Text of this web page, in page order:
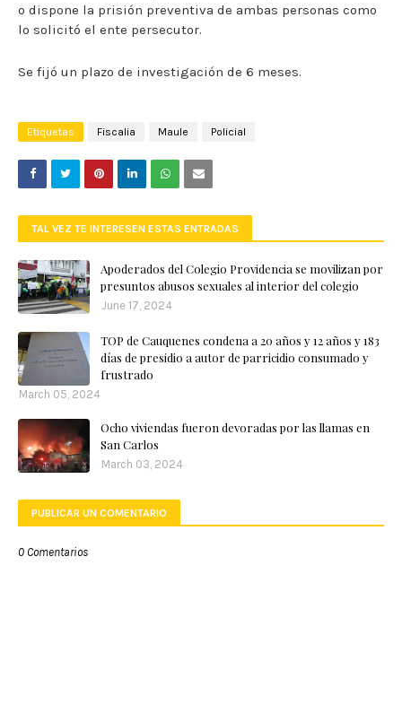
o dispone la prisión preventiva de ambas personas como
lo solicitó el ente persecutor.
Se fijó un plazo de investigación de 6 meses.
Etiquetas Fiscalia Maule Policial
TAL VEZ TE INTERESEN ESTAS ENTRADAS
Apoderados del Colegio Providencia se movilizan por
presuntos abusos sexuales al interior del colegio
June 17, 2024
TOP de Cauquenes condena a 20 años y 12 años y 183
días de presidio a autor de parricidio consumado y
frustrado
March 05, 2024
Ocho viviendas fueron devoradas por las llamas en
San Carlos
March 03, 2024
PUBLICAR UN COMENTARIO
0 Comentarios